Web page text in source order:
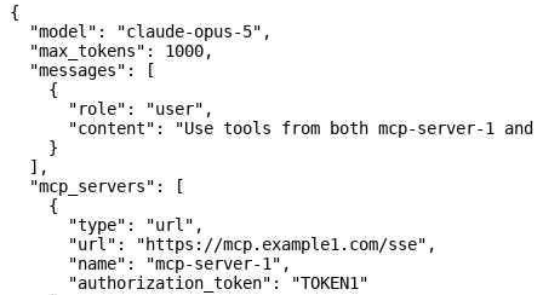
{
  "model"
: "claude-opus-5" ,
  "max_tokens"
: 1000,
  "messages"
: [
    {
      "role"
: "user" ,
      "content"
:
"Use tools from both mcp-server-1
    }
  ],
  "mcp_servers"
: [
    {
      "type"
: "url" ,
      "url"
: "https://mcp.example1.com/sse" ,
      "name"
: "mcp-server-1" ,
      "authorization_token"
:
"TOKEN1"